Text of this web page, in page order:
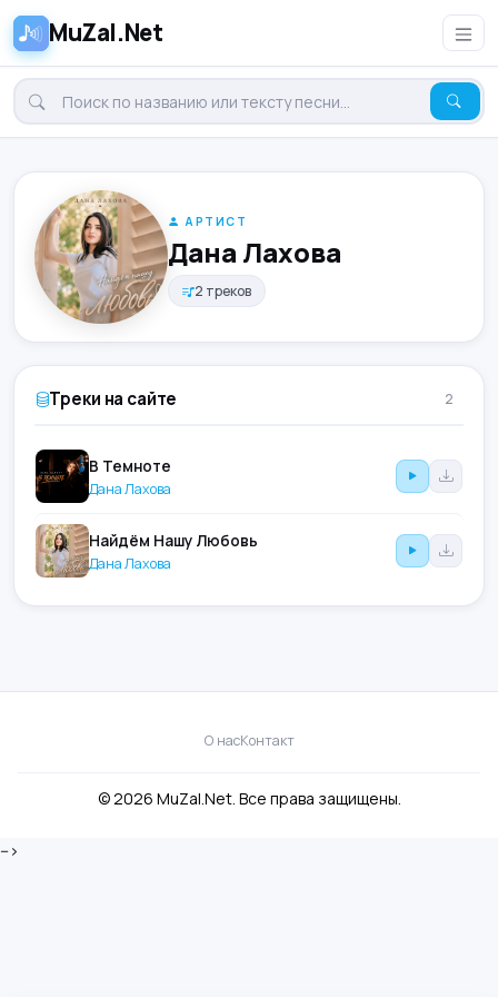
MuZal.Net
АРТИСТ
Дана Лахова
2 треков
Треки на сайте 2
В Темноте
Дана Лахова
Найдём Нашу Любовь
Дана Лахова
О насКонтакт
© 2026 MuZal.Net. Все права защищены.
-->